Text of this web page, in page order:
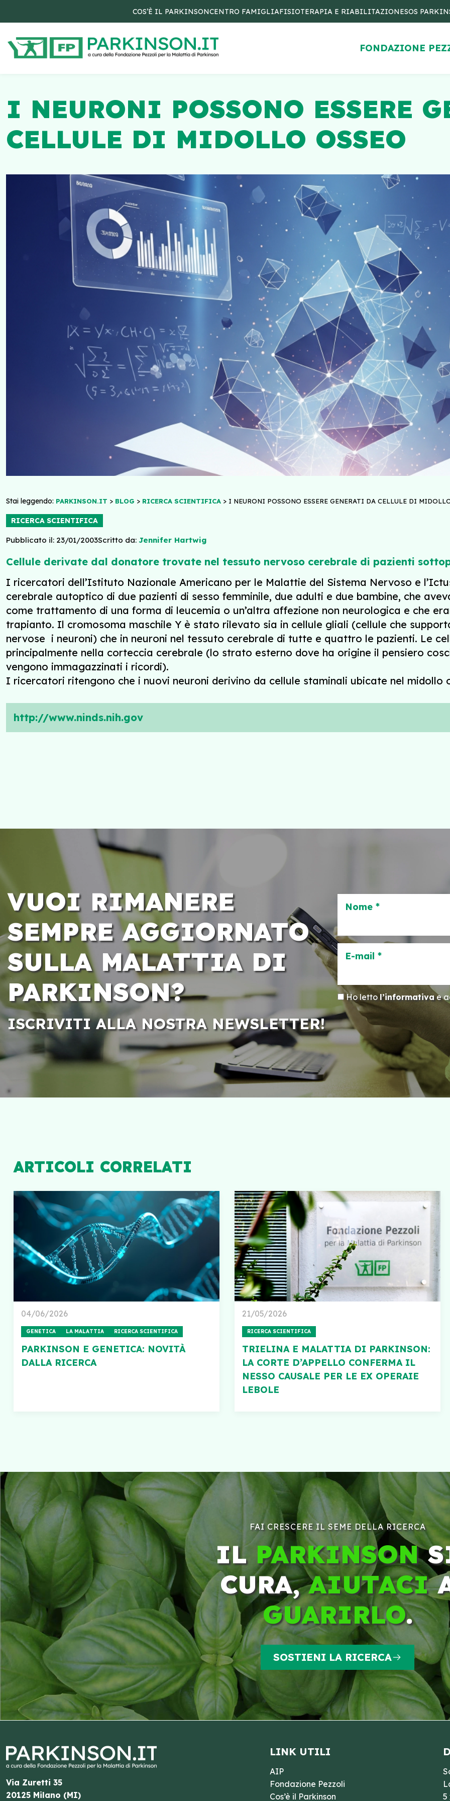
COS’È IL PARKINSONCENTRO FAMIGLIAFISIOTERAPIA E RIABILITAZIONESOS
FONDAZIONE
I NEURONI POSSONO ESSERE
CELLULE DI MIDOLLO OSSEO
Stai leggendo: PARKINSON.IT > BLOG > RICERCA SCIENTIFICA > I NEURONI POSSONO ESSERE GENERATI DA CELLULE DI
RICERCA SCIENTIFICA
Pubblicato il: 23/01/2003Scritto da: Jennifer Hartwig
Cellule derivate dal donatore trovate nel tessuto nervoso cerebrale di pazienti
I ricercatori dell’Istituto Nazionale Americano per le Malattie del Sistema Nervoso e
cerebrale autoptico di due pazienti di sesso femminile, due adulti e due bambine, che
come trattamento di una forma di leucemia o un’altra affezione non neurologica e che
trapianto. Il cromosoma maschile Y è stato rilevato sia in cellule gliali (cellule che
nervose  i neuroni) che in neuroni nel tessuto cerebrale di tutte e quattro le pazienti. Le
principalmente nella corteccia cerebrale (lo strato esterno dove ha origine il pensiero
vengono immagazzinati i ricordi).
I ricercatori ritengono che i nuovi neuroni derivino da cellule staminali ubicate nel midollo
http://www.ninds.nih.gov
VUOI RIMANERE
SEMPRE AGGIORNATO
SULLA MALATTIA DI
PARKINSON?
ISCRIVITI ALLA NOSTRA NEWSLETTER!
Nome *
E-mail *
Ho letto l’informativae
ARTICOLI CORRELATI
04/06/2026
GENETICA LA MALATTIA RICERCA SCIENTIFICA
PARKINSON E GENETICA: NOVITÀ
DALLA RICERCA
21/05/2026
RICERCA SCIENTIFICA
TRIELINA E MALATTIA DI PARKINSON:
LA CORTE D’APPELLO CONFERMA IL
NESSO CAUSALE PER LE EX OPERAIE
LEBOLE
FAI CRESCERE IL SEME DELLA RICERCA
ILPARKINSON
CURA,AIUTACI
GUARIRLO.
SOSTIENI LA RICERCA
Via Zuretti 35
20125 Milano (MI)
LINK UTILI
AIP
Fondazione Pezzoli
Cos’è il Parkinson
5